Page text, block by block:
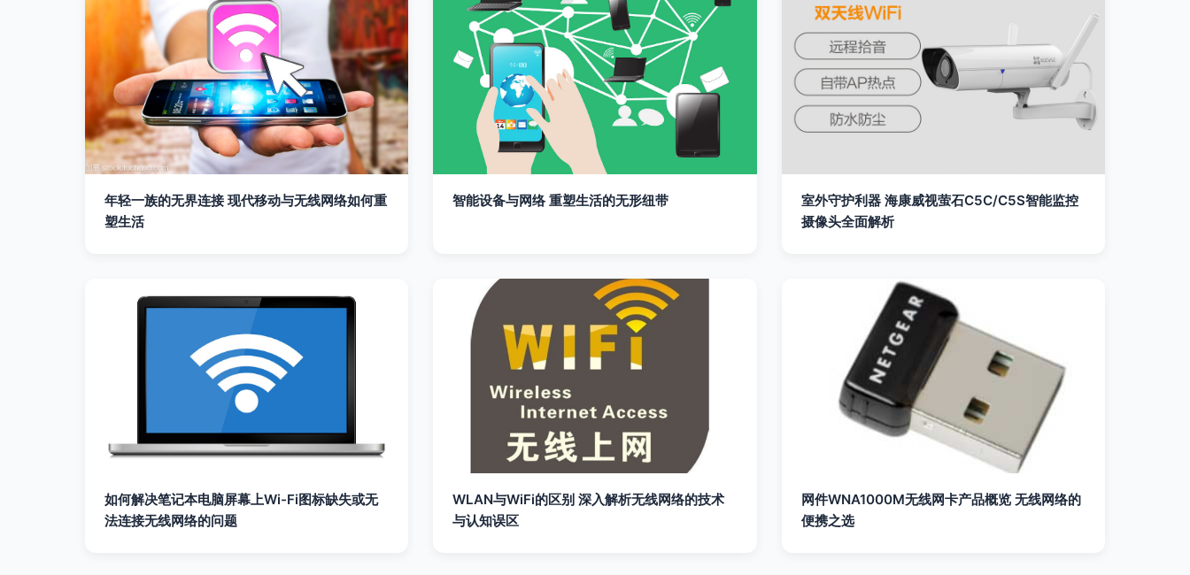
年轻一族的无界连接 现代移动与无线网络如何重
塑生活
智能设备与网络 重塑生活的无形纽带
室外守护利器 海康威视萤石C5C/C5S智能监控
摄像头全面解析
如何解决笔记本电脑屏幕上Wi-Fi图标缺失或无
法连接无线网络的问题
WLAN与WiFi的区别 深入解析无线网络的技术
与认知误区
网件WNA1000M无线网卡产品概览 无线网络的
便携之选